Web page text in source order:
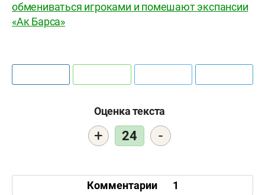
обмениваться игроками и помешают экспансии
«Ак Барса»
Оценка текста
+ 24 -
Комментарии 1